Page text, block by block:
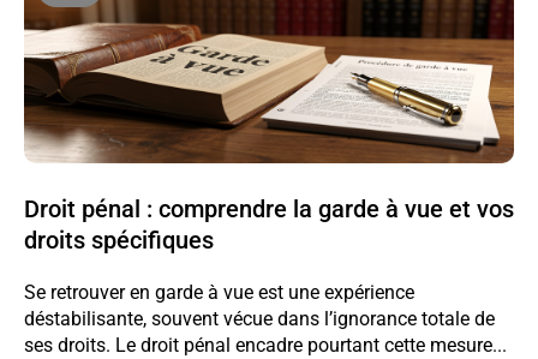
Droit pénal : comprendre la garde à vue et vos
droits spécifiques
Se retrouver en garde à vue est une expérience
déstabilisante, souvent vécue dans l’ignorance totale de
ses droits. Le droit pénal encadre pourtant cette mesure...